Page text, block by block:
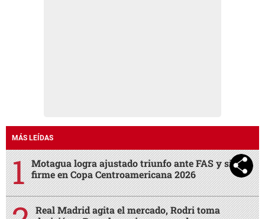
MÁS LEÍDAS
Motagua logra ajustado triunfo ante FAS y sigue
firme en Copa Centroamericana 2026
Real Madrid agita el mercado, Rodri toma